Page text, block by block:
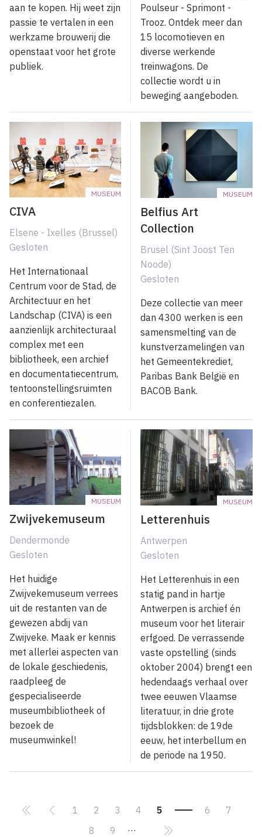
aan te kopen. Hij weet zijn
passie te vertalen in een
werkzame brouwerij die
openstaat voor het grote
publiek.
Poulseur - Sprimont -
Trooz. Ontdek meer dan
15 locomotieven en
diverse werkende
treinwagons. De
collectie wordt u in
beweging aangeboden.
MUSEUM
CIVA
Elsene - Ixelles (Brussel)
Gesloten
Het Internationaal
Centrum voor de Stad, de
Architectuur en het
Landschap (CIVA) is een
aanzienlijk architecturaal
complex met een
bibliotheek, een archief
en documentatiecentrum,
tentoonstellingsruimten
en conferentiezalen.
MUSEUM
Belfius Art
Collection
Brusel (Sint Joost Ten
Noode)
Gesloten
Deze collectie van meer
dan 4300 werken is een
samensmelting van de
kunstverzamelingen van
het Gemeentekrediet,
Paribas Bank België en
BACOB Bank.
MUSEUM
Zwijvekemuseum
Dendermonde
Gesloten
Het huidige
Zwijvekemuseum verrees
uit de restanten van de
gewezen abdij van
Zwijveke. Maak er kennis
met allerlei aspecten van
de lokale geschiedenis,
raadpleeg de
gespecialiseerde
museumbibliotheek of
bezoek de
museumwinkel!
MUSEUM
Letterenhuis
Antwerpen
Gesloten
Het Letterenhuis in een
statig pand in hartje
Antwerpen is archief én
museum voor het literair
erfgoed. De verrassende
vaste opstelling (sinds
oktober 2004) brengt een
hedendaags verhaal over
twee eeuwen Vlaamse
literatuur, in drie grote
tijdsblokken: de 19de
eeuw, het interbellum en
de periode na 1950.
Paginering
Pagina
1 Pagina
2 Pagina
3 Pagina
4
Huidige
pagina
5 Pagina
6 Pagina
7
Pagina
8 Pagina
9 …